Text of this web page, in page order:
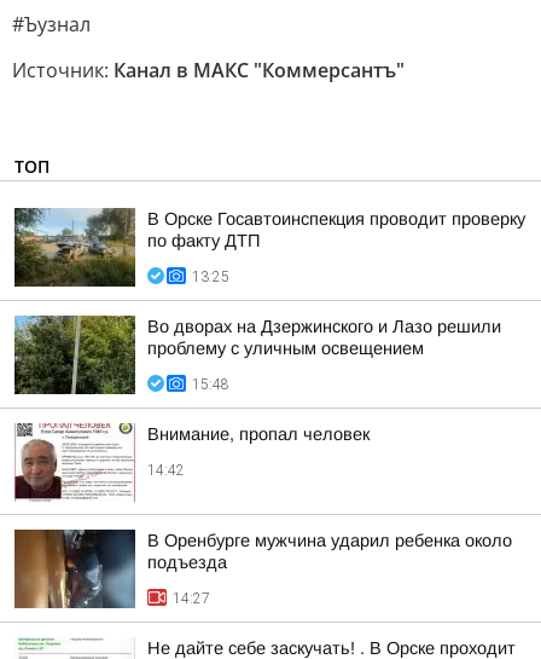
#Ъузнал
Источник: Канал в МАКС "Коммерсантъ"
ТОП
В Орске Госавтоинспекция проводит проверку
по факту ДТП
13:25
Во дворах на Дзержинского и Лазо решили
проблему с уличным освещением
15:48
Внимание, пропал человек
14:42
В Оренбурге мужчина ударил ребенка около
подъезда
14:27
Не дайте себе заскучать! . В Орске проходит